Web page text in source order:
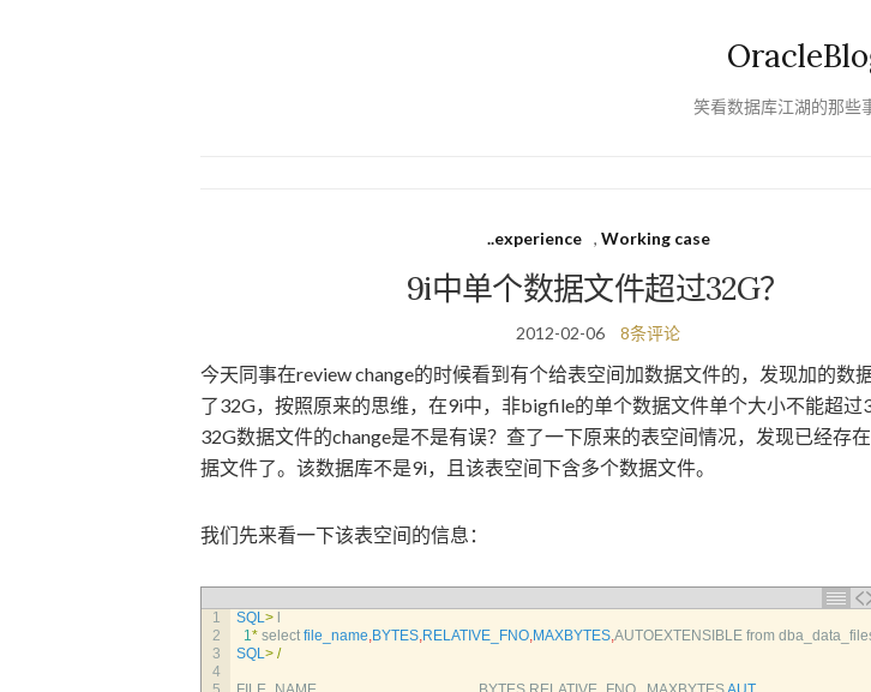
笑看数据库江湖的那些
..experience , Working case
9i中单个数据文件超过32G？
2012-02-06 8条评论
今天同事在review change的时候看到有个给表空间加数据文件的，发现加的数
了32G，按照原来的思维，在9i中，非bigfile的单个数据文件单个大小不能超过
32G数据文件的change是不是有误？查了一下原来的表空间情况，发现已经存
据文件了。该数据库不是9i，且该表空间下含多个数据文件。
我们先来看一下该表空间的信息：
1
2
3
4
SQL>
1* select file_name,BYTES,RELATIVE_FNO,MAXBYTES,AUTOEXTENSIBLE from
SQL> /